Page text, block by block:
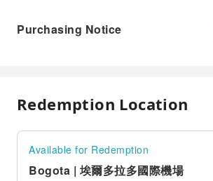
Purchasing Notice
Redemption Location
Available for Redemption
Bogota | 埃爾多拉多國際機場